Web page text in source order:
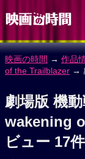
映画の時間 → 作品
of the Trailblazer →
劇場版 機
wakening
ビュー 17件